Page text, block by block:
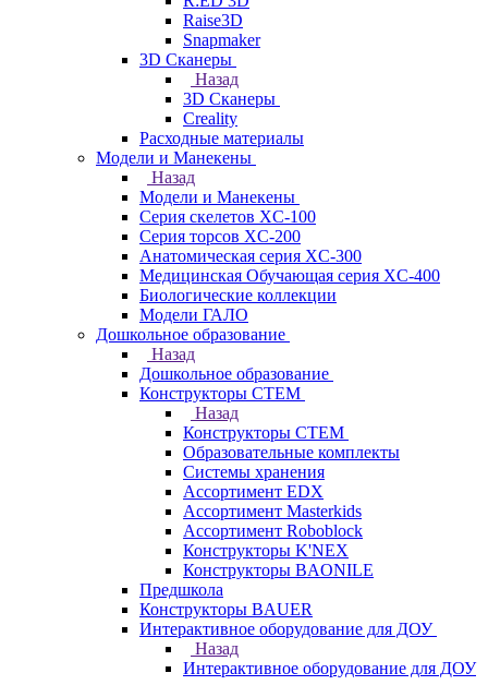
Raise3D
Snapmaker
3D Сканеры
Назад
3D Сканеры
Creality
Расходные материалы
Модели и Манекены
Назад
Модели и Манекены
Серия скелетов XC-100
Серия торсов XC-200
Анатомическая серия XC-300
Медицинская Обучающая серия XC-400
Биологические коллекции
Модели ГАЛО
Дошкольное образование
Назад
Дошкольное образование
Конструкторы СТЕМ
Назад
Конструкторы СТЕМ
Образовательные комплекты
Системы хранения
Ассортимент EDX
Ассортимент Masterkids
Ассортимент Roboblock
Конструкторы K'NEX
Конструкторы BAONILE
Предшкола
Конструкторы BAUER
Интерактивное оборудование для ДОУ
Назад
Интерактивное оборудование для ДОУ